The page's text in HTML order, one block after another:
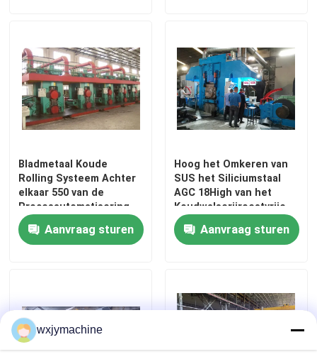
Bladmetaal Koude
Rolling Systeem Achter
elkaar 550 van de
Procesautomatisering
Aanvraag sturen
Hoog het Omkeren van
SUS het Siliciumstaal
AGC 18High van het
Koudwalserijroestvrije
staal
Aanvraag sturen
wxjymachine